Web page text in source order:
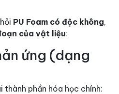
PU Foam có độc không,
của vật liệu:
ứng (dạng
thành phần hóa học chính: